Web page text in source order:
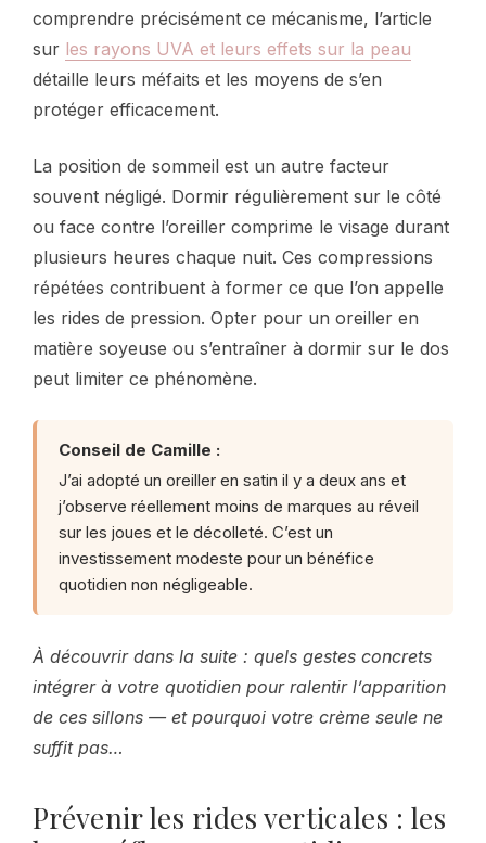
comprendre précisément ce mécanisme, l’article
sur les rayons UVA et leurs effets sur la peau
détaille leurs méfaits et les moyens de s’en
protéger efficacement.
La position de sommeil est un autre facteur
souvent négligé. Dormir régulièrement sur le côté
ou face contre l’oreiller comprime le visage durant
plusieurs heures chaque nuit. Ces compressions
répétées contribuent à former ce que l’on appelle
les rides de pression. Opter pour un oreiller en
matière soyeuse ou s’entraîner à dormir sur le dos
peut limiter ce phénomène.
Conseil de Camille :
J’ai adopté un oreiller en satin il y a deux ans et
j’observe réellement moins de marques au réveil
sur les joues et le décolleté. C’est un
investissement modeste pour un bénéfice
quotidien non négligeable.
À découvrir dans la suite : quels gestes concrets
intégrer à votre quotidien pour ralentir l’apparition
de ces sillons — et pourquoi votre crème seule ne
suffit pas…
Prévenir les rides verticales : les